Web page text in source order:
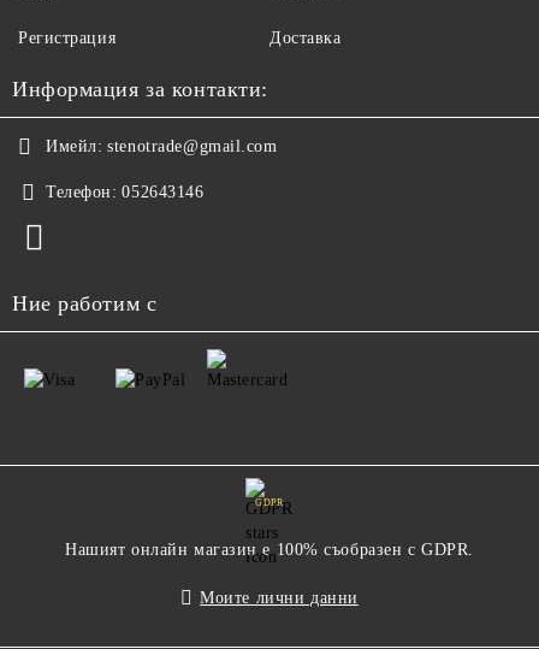
Регистрация Доставка
Информация за контакти:
Имейл: stenotrade@gmail.com
Телефон: 052643146
Ние работим с
GDPR
Нашият онлайн магазин е 100% съобразен с GDPR.
Моите лични данни